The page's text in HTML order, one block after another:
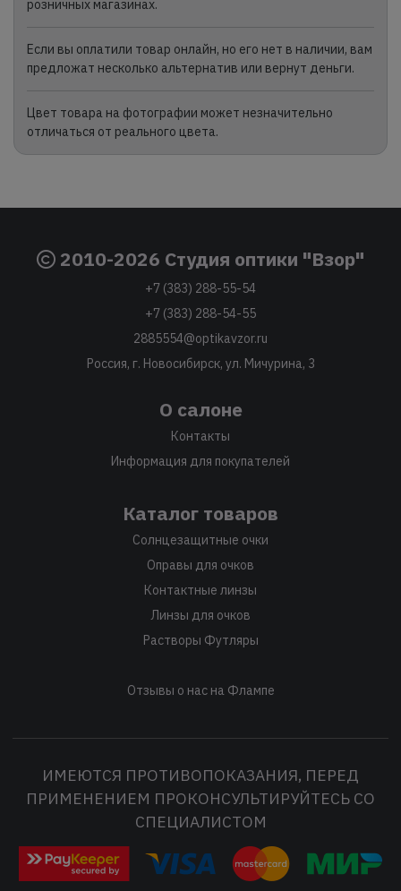
розничных магазинах.
Если вы оплатили товар онлайн, но его нет в наличии, вам
предложат несколько альтернатив или вернут деньги.
Цвет товара на фотографии может незначительно
отличаться от реального цвета.
2010-2026 Студия оптики "Взор"
+7 (383) 288-55-54
+7 (383) 288-54-55
2885554@optikavzor.ru
Россия, г. Новосибирск, ул. Мичурина, 3
О салоне
Контакты
Информация для покупателей
Каталог товаров
Солнцезащитные очки
Оправы для очков
Контактные линзы
Линзы для очков
Растворы Футляры
Отзывы о нас на Флампе
ИМЕЮТСЯ ПРОТИВОПОКАЗАНИЯ, ПЕРЕД
ПРИМЕНЕНИЕМ ПРОКОНСУЛЬТИРУЙТЕСЬ СО
СПЕЦИАЛИСТОМ